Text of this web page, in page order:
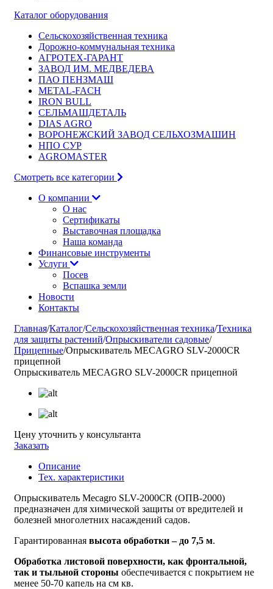
Каталог оборудования
Сельскохозяйственная техника
Дорожно-коммунальная техника
АГРОТЕХ-ГАРАНТ
ЗАВОД ИМ. МЕДВЕДЕВА
ПАО ПЕНЗМАШ
METAL-FACH
IRON BULL
СЕЛЬМАШДЕТАЛЬ
DIAS AGRO
ВОРОНЕЖСКИЙ ЗАВОД СЕЛЬХОЗМАШИН
НПО СУР
AGROMASTER
Смотреть все категории
О компании
О нас
Сертификаты
Выставочная площадка
Наша команда
Финансовые инструменты
Услуги
Посев
Вспашка земли
Новости
Контакты
Главная/Каталог/Сельскохозяйственная техника/Техника
для защиты растений/Опрыскиватели садовые/
Прицепные/Опрыскиватель MECAGRO SLV-2000CR
прицепной
Опрыскиватель MECAGRO SLV-2000CR прицепной
Цену уточнить у консультанта
Заказать
Описание
Тех. характеристики
Опрыскиватель Mecagro SLV-2000CR (ОПВ-2000)
предназначен для химической защиты от вредителей и
болезней многолетних насаждений садов.
Гарантированная высота обработки – до 7,5 м.
Обработка листовой поверхности, как фронтальной,
так и тыльной стороны обеспечивается с покрытием не
менее 50-70 капель на см кв.